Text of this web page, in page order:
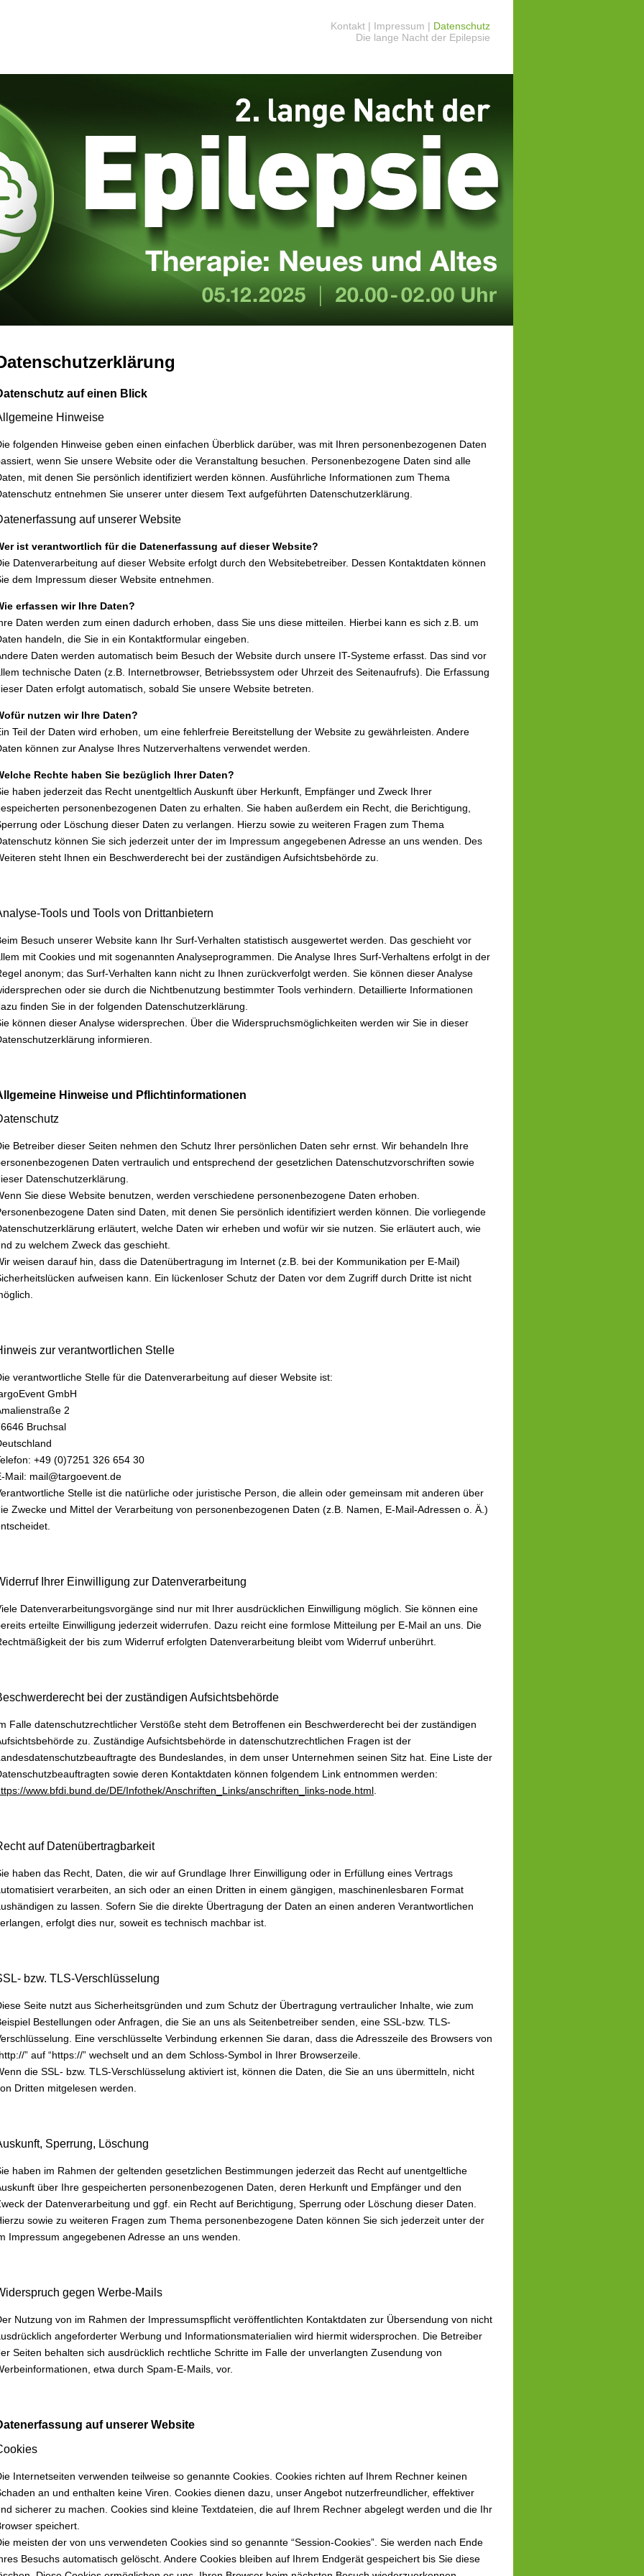
Kontakt | Impressum | Datenschutz
Die lange Nacht der Epilepsie
auf einen Blick
Hinweise
folgenden Hinweise geben einen einfachen Überblick darüber, was mit Ihren personenbezogenen Daten
wenn Sie unsere Website oder die Veranstaltung besuchen. Personenbezogene Daten sind alle
mit denen Sie persönlich identifiziert werden können. Ausführliche Informationen zum Thema
entnehmen Sie unserer unter diesem Text aufgeführten Datenschutzerklärung.
auf unserer Website
ist verantwortlich für die Datenerfassung auf dieser Website?
Datenverarbeitung auf dieser Website erfolgt durch den Websitebetreiber. Dessen Kontaktdaten können
dem Impressum dieser Website entnehmen.
erfassen wir Ihre Daten?
Daten werden zum einen dadurch erhoben, dass Sie uns diese mitteilen. Hierbei kann es sich z.B. um
handeln, die Sie in ein Kontaktformular eingeben.
Daten werden automatisch beim Besuch der Website durch unsere IT-Systeme erfasst. Das sind vor
technische Daten (z.B. Internetbrowser, Betriebssystem oder Uhrzeit des Seitenaufrufs). Die Erfassung
Daten erfolgt automatisch, sobald Sie unsere Website betreten.
nutzen wir Ihre Daten?
Teil der Daten wird erhoben, um eine fehlerfreie Bereitstellung der Website zu gewährleisten. Andere
können zur Analyse Ihres Nutzerverhaltens verwendet werden.
Rechte haben Sie bezüglich Ihrer Daten?
haben jederzeit das Recht unentgeltlich Auskunft über Herkunft, Empfänger und Zweck Ihrer
personenbezogenen Daten zu erhalten. Sie haben außerdem ein Recht, die Berichtigung,
oder Löschung dieser Daten zu verlangen. Hierzu sowie zu weiteren Fragen zum Thema
können Sie sich jederzeit unter der im Impressum angegebenen Adresse an uns wenden. Des
steht Ihnen ein Beschwerderecht bei der zuständigen Aufsichtsbehörde zu.
Tools und Tools von Drittanbietern
Besuch unserer Website kann Ihr Surf-Verhalten statistisch ausgewertet werden. Das geschieht vor
mit Cookies und mit sogenannten Analyseprogrammen. Die Analyse Ihres Surf-Verhaltens erfolgt in der
anonym; das Surf-Verhalten kann nicht zu Ihnen zurückverfolgt werden. Sie können dieser Analyse
oder sie durch die Nichtbenutzung bestimmter Tools verhindern. Detaillierte Informationen
finden Sie in der folgenden Datenschutzerklärung.
können dieser Analyse widersprechen. Über die Widerspruchsmöglichkeiten werden wir Sie in dieser
informieren.
Hinweise und Pflichtinformationen
Betreiber dieser Seiten nehmen den Schutz Ihrer persönlichen Daten sehr ernst. Wir behandeln Ihre
Daten vertraulich und entsprechend der gesetzlichen Datenschutzvorschriften sowie
Datenschutzerklärung.
Sie diese Website benutzen, werden verschiedene personenbezogene Daten erhoben.
Daten sind Daten, mit denen Sie persönlich identifiziert werden können. Die vorliegende
erläutert, welche Daten wir erheben und wofür wir sie nutzen. Sie erläutert auch, wie
zu welchem Zweck das geschieht.
weisen darauf hin, dass die Datenübertragung im Internet (z.B. bei der Kommunikation per E-Mail)
aufweisen kann. Ein lückenloser Schutz der Daten vor dem Zugriff durch Dritte ist nicht
zur verantwortlichen Stelle
verantwortliche Stelle für die Datenverarbeitung auf dieser Website ist:
GmbH
2
Bruchsal
+49 (0)7251 326 654 30
Mail: ma
!829-!NO_SPAM!-829!
il
!829-!NO_SPAM!-829!
@t
!829-!NO_SPAM!-829!
ar
!829-!NO_SPAM!-829!
go
!829-!NO_SPAM!-829!
ev
!829-!NO_SPAM!-829!
en
!829-!NO_SPAM!-829!
t.
!829-!NO_SPAM!-829!
de
Stelle ist die natürliche oder juristische Person, die allein oder gemeinsam mit anderen über
Zwecke und Mittel der Verarbeitung von personenbezogenen Daten (z.B. Namen, E-Mail-Adressen o. Ä.)
Ihrer Einwilligung zur Datenverarbeitung
Datenverarbeitungsvorgänge sind nur mit Ihrer ausdrücklichen Einwilligung möglich. Sie können eine
erteilte Einwilligung jederzeit widerrufen. Dazu reicht eine formlose Mitteilung per E-Mail an uns. Die
der bis zum Widerruf erfolgten Datenverarbeitung bleibt vom Widerruf unberührt.
bei der zuständigen Aufsichtsbehörde
Falle datenschutzrechtlicher Verstöße steht dem Betroffenen ein Beschwerderecht bei der zuständigen
zu. Zuständige Aufsichtsbehörde in datenschutzrechtlichen Fragen ist der
des Bundeslandes, in dem unser Unternehmen seinen Sitz hat. Eine Liste der
sowie deren Kontaktdaten können folgendem Link entnommen werden:
www.bfdi.bund.de/DE/Infothek/Anschriften_Links/anschriften_links-node.html.
auf Datenübertragbarkeit
haben das Recht, Daten, die wir auf Grundlage Ihrer Einwilligung oder in Erfüllung eines Vertrags
verarbeiten, an sich oder an einen Dritten in einem gängigen, maschinenlesbaren Format
zu lassen. Sofern Sie die direkte Übertragung der Daten an einen anderen Verantwortlichen
erfolgt dies nur, soweit es technisch machbar ist.
bzw. TLS-Verschlüsselung
Seite nutzt aus Sicherheitsgründen und zum Schutz der Übertragung vertraulicher Inhalte, wie zum
Bestellungen oder Anfragen, die Sie an uns als Seitenbetreiber senden, eine SSL-bzw. TLS-
Eine verschlüsselte Verbindung erkennen Sie daran, dass die Adresszeile des Browsers von
” auf “https://” wechselt und an dem Schloss-Symbol in Ihrer Browserzeile.
die SSL- bzw. TLS-Verschlüsselung aktiviert ist, können die Daten, die Sie an uns übermitteln, nicht
Dritten mitgelesen werden.
Sperrung, Löschung
haben im Rahmen der geltenden gesetzlichen Bestimmungen jederzeit das Recht auf unentgeltliche
über Ihre gespeicherten personenbezogenen Daten, deren Herkunft und Empfänger und den
der Datenverarbeitung und ggf. ein Recht auf Berichtigung, Sperrung oder Löschung dieser Daten.
sowie zu weiteren Fragen zum Thema personenbezogene Daten können Sie sich jederzeit unter der
Impressum angegebenen Adresse an uns wenden.
gegen Werbe-Mails
Nutzung von im Rahmen der Impressumspflicht veröffentlichten Kontaktdaten zur Übersendung von nicht
angeforderter Werbung und Informationsmaterialien wird hiermit widersprochen. Die Betreiber
Seiten behalten sich ausdrücklich rechtliche Schritte im Falle der unverlangten Zusendung von
etwa durch Spam-E-Mails, vor.
auf unserer Website
Internetseiten verwenden teilweise so genannte Cookies. Cookies richten auf Ihrem Rechner keinen
an und enthalten keine Viren. Cookies dienen dazu, unser Angebot nutzerfreundlicher, effektiver
sicherer zu machen. Cookies sind kleine Textdateien, die auf Ihrem Rechner abgelegt werden und die Ihr
speichert.
meisten der von uns verwendeten Cookies sind so genannte “Session-Cookies”. Sie werden nach Ende
Besuchs automatisch gelöscht. Andere Cookies bleiben auf Ihrem Endgerät gespeichert bis Sie diese